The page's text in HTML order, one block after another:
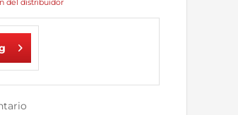
del distribuidor